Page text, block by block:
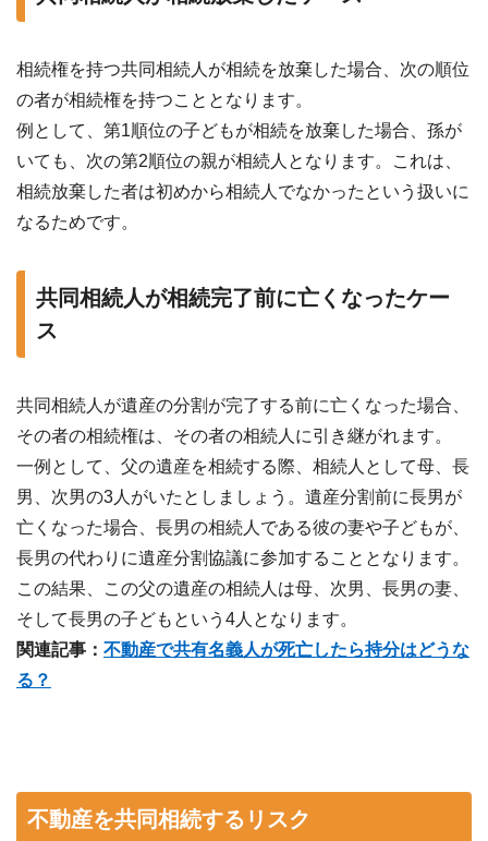
相続権を持つ共同相続人が相続を放棄した場合、次の順位
の者が相続権を持つこととなります。
例として、第1順位の子どもが相続を放棄した場合、孫が
いても、次の第2順位の親が相続人となります。これは、
相続放棄した者は初めから相続人でなかったという扱いに
なるためです。
共同相続人が相続完了前に亡くなったケー
ス
共同相続人が遺産の分割が完了する前に亡くなった場合、
その者の相続権は、その者の相続人に引き継がれます。
一例として、父の遺産を相続する際、相続人として母、長
男、次男の3人がいたとしましょう。遺産分割前に長男が
亡くなった場合、長男の相続人である彼の妻や子どもが、
長男の代わりに遺産分割協議に参加することとなります。
この結果、この父の遺産の相続人は母、次男、長男の妻、
そして長男の子どもという4人となります。
関連記事： 不動産で共有名義人が死亡したら持分はどうな
る？
不動産を共同相続するリスク